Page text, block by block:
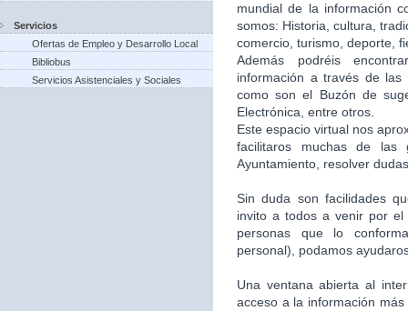
Servicios
Ofertas de Empleo y Desarrollo Local
Bibliobus
Servicios Asistenciales y Sociales
mundial de la información
somos: Historia, cultura,
comercio, turismo, deporte,
Además podréis
información a través de
como son el Buzón de
Electrónica, entre otros.
Este espacio virtual nos
facilitaros muchas de
Ayuntamiento, resolver
Sin duda son facilidades
invito a todos a venir por
personas que lo
personal), podamos
Una ventana abierta al
acceso a la información